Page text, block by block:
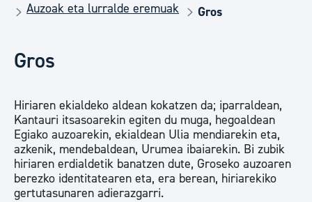
Auzoak eta lurralde eremuak
Gros
Gros
Hiriaren ekialdeko aldean kokatzen da; iparraldean,
Kantauri itsasoarekin egiten du muga, hegoaldean
Egiako auzoarekin, ekialdean Ulia mendiarekin eta,
azkenik, mendebaldean, Urumea ibaiarekin. Bi zubik
hiriaren erdialdetik banatzen dute, Groseko auzoaren
berezko identitatearen eta, era berean, hiriarekiko
gertutasunaren adierazgarri.